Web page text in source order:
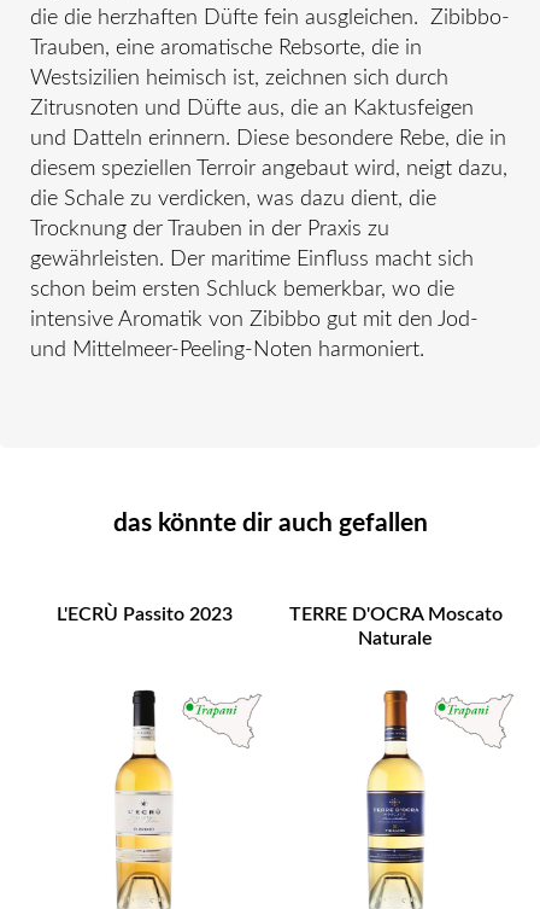
die die herzhaften Düfte fein ausgleichen. Zibibbo-
Trauben, eine aromatische Rebsorte, die in
Westsizilien heimisch ist, zeichnen sich durch
Zitrusnoten und Düfte aus, die an Kaktusfeigen
und Datteln erinnern. Diese besondere Rebe, die in
diesem speziellen Terroir angebaut wird, neigt dazu,
die Schale zu verdicken, was dazu dient, die
Trocknung der Trauben in der Praxis zu
gewährleisten. Der maritime Einfluss macht sich
schon beim ersten Schluck bemerkbar, wo die
intensive Aromatik von Zibibbo gut mit den Jod-
und Mittelmeer-Peeling-Noten harmoniert.
das könnte dir auch gefallen
L'ECRÙ Passito 2023
TERRE D'OCRA Moscato
Naturale